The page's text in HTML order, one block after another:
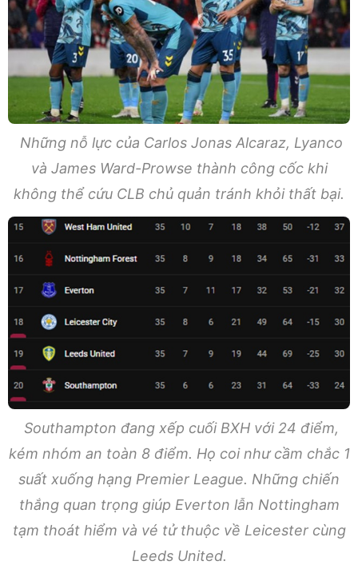
Những nỗ lực của Carlos Jonas Alcaraz, Lyanco
và James Ward-Prowse thành công cốc khi
không thể cứu CLB chủ quản tránh khỏi thất bại.
Southampton đang xếp cuối BXH với 24 điểm,
kém nhóm an toàn 8 điểm. Họ coi như cầm chắc 1
suất xuống hạng Premier League. Những chiến
thắng quan trọng giúp Everton lẫn Nottingham
tạm thoát hiểm và vé tử thuộc về Leicester cùng
Leeds United.